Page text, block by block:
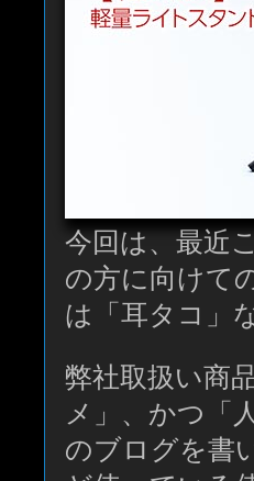
今回は、最近
の方に向けて
は「耳タコ」
弊社取扱い商
メ」、かつ「
のブログを書